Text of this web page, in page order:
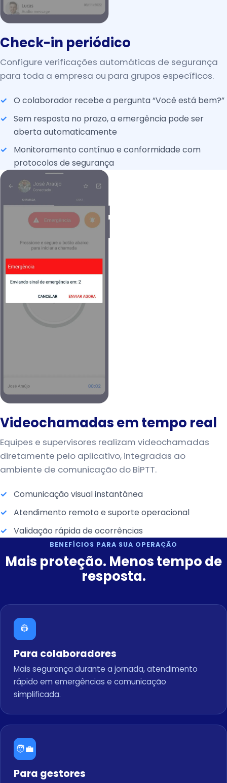
Check-in periódico
Configure verificações automáticas de segurança
para toda a empresa ou para grupos específicos.
O colaborador recebe a pergunta “Você está bem?”
Sem resposta no prazo, a emergência pode ser
aberta automaticamente
Monitoramento contínuo e conformidade com
protocolos de segurança
Videochamadas em tempo real
Equipes e supervisores realizam videochamadas
diretamente pelo aplicativo, integradas ao
ambiente de comunicação do BiPTT.
Comunicação visual instantânea
Atendimento remoto e suporte operacional
Validação rápida de ocorrências
BENEFÍCIOS PARA SUA OPERAÇÃO
Mais proteção. Menos tempo de
resposta.
👷
Para colaboradores
Mais segurança durante a jornada, atendimento
rápido em emergências e comunicação
simplificada.
🧑‍💼
Para gestores